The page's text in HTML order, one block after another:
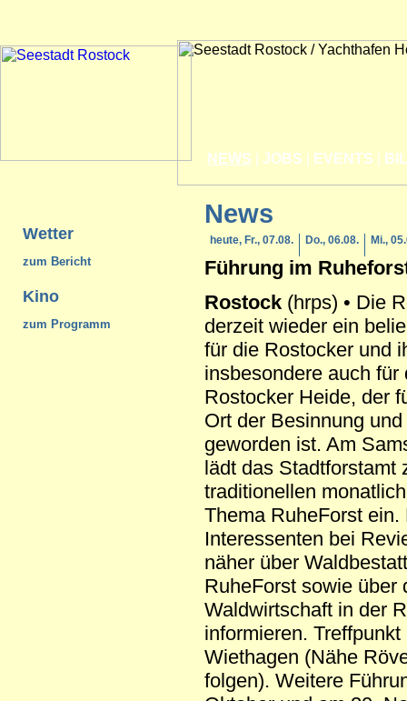
NEWS JOBS EVENTS
Wetter
zum Bericht
Kino
zum Programm
News
heute, Fr., 07.08. Do., 06.08. Mi.,
Führung im
Rostock (hrps) • Die
derzeit wieder ein
für die Rostocker und
insbesondere auch für
Rostocker Heide, der
Ort der Besinnung
geworden ist. Am
lädt das Stadtforstamt
traditionellen
Thema RuheForst
Interessenten bei
näher über
RuheForst sowie über
Waldwirtschaft in der
informieren.
Wiethagen (Nähe
folgen). Weitere